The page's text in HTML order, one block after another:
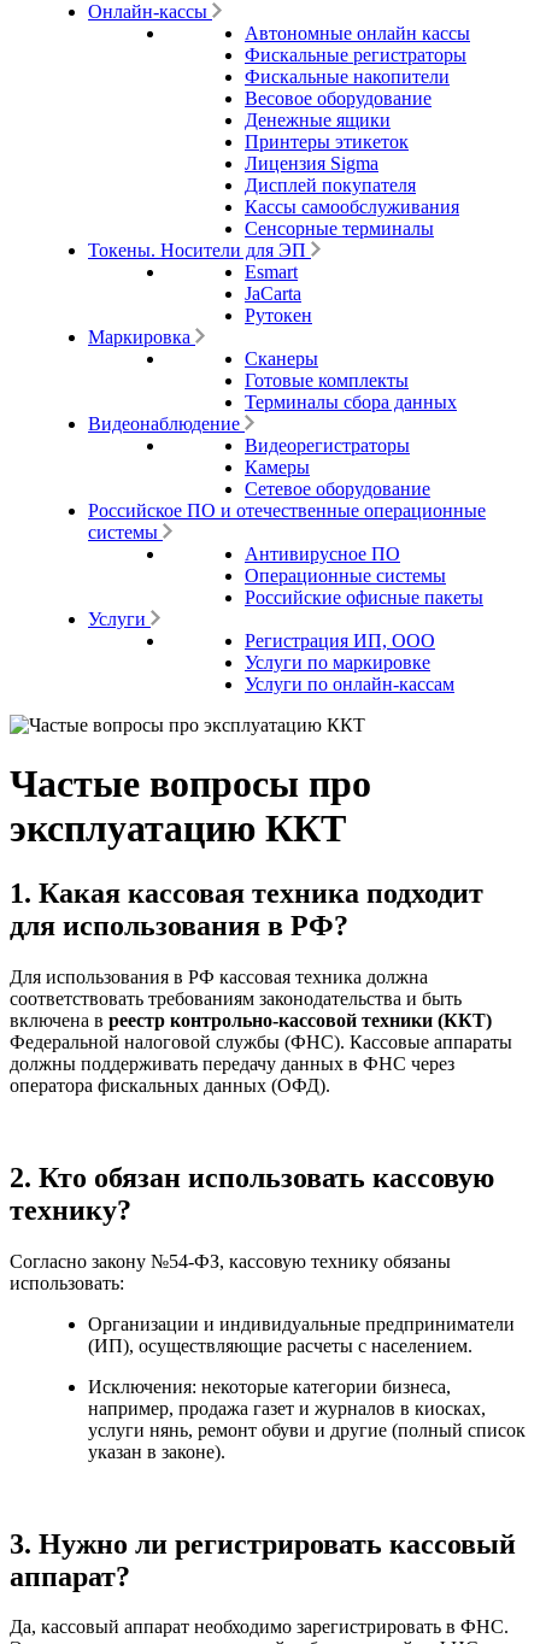
Онлайн-кассы
Автономные онлайн кассы
Фискальные регистраторы
Фискальные накопители
Весовое оборудование
Денежные ящики
Принтеры этикеток
Лицензия Sigma
Дисплей покупателя
Кассы самообслуживания
Сенсорные терминалы
Токены. Носители для ЭП
Esmart
JaCarta
Рутокен
Маркировка
Сканеры
Готовые комплекты
Терминалы сбора данных
Видеонаблюдение
Видеорегистраторы
Камеры
Сетевое оборудование
Российское ПО и отечественные операционные
системы
Антивирусное ПО
Операционные системы
Российские офисные пакеты
Услуги
Регистрация ИП, ООО
Услуги по маркировке
Услуги по онлайн-кассам
Частые вопросы про
эксплуатацию ККТ
1. Какая кассовая техника подходит
для использования в РФ?
Для использования в РФ кассовая техника должна
соответствовать требованиям законодательства и быть
включена в реестр контрольно-кассовой техники (ККТ)
Федеральной налоговой службы (ФНС). Кассовые аппараты
должны поддерживать передачу данных в ФНС через
оператора фискальных данных (ОФД).
2. Кто обязан использовать кассовую
технику?
Согласно закону №54-ФЗ, кассовую технику обязаны
использовать:
Организации и индивидуальные предприниматели
(ИП), осуществляющие расчеты с населением.
Исключения: некоторые категории бизнеса,
например, продажа газет и журналов в киосках,
услуги нянь, ремонт обуви и другие (полный список
указан в законе).
3. Нужно ли регистрировать кассовый
аппарат?
Да, кассовый аппарат необходимо зарегистрировать в ФНС.